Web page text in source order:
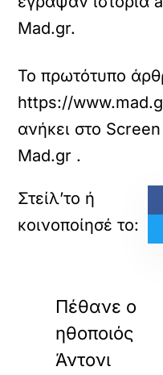
Mad.gr.
Το πρωτότυπο
https://
ανήκει στο
Mad.gr .
Πέθανε ο
ηθοποιός
Άντονι